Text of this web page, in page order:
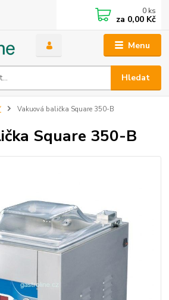
Menu
Hledat
0 ks
za 0,00 Kč
Vakuová balička Square 350-B
Square 350-B